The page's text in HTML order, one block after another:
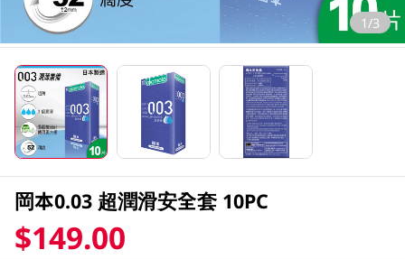
1/3
岡本0.03 超潤滑安全套 10PC
$149.00